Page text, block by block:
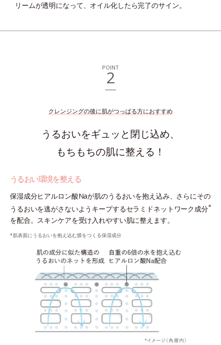
リームが透明になって、オイル化したら完了のサイン。
POINT
2
クレンジングの後に肌がつっぱる方におすすめ
うるおいをギュッと閉じ込め、
もちもちの肌に整える！
うるおい環境を整える
保湿成分ヒアルロン酸Naが肌のうるおいを抱え込み、さらにその
うるおいを逃がさないようキープするセラミドネットワーク成分*
を配合。スキンケアを受け入れやすい肌に整えます。
*肌表面にうるおいを抱え込む膜をつくる保湿成分